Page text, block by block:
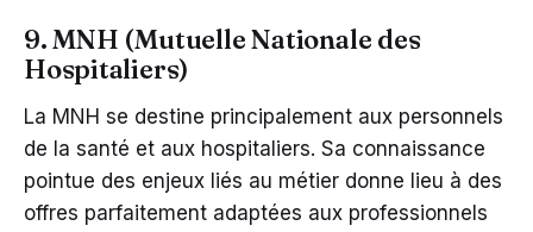
9. MNH (Mutuelle Nationale des
Hospitaliers)
La MNH se destine principalement aux personnels
de la santé et aux hospitaliers. Sa connaissance
pointue des enjeux liés au métier donne lieu à des
offres parfaitement adaptées aux professionnels